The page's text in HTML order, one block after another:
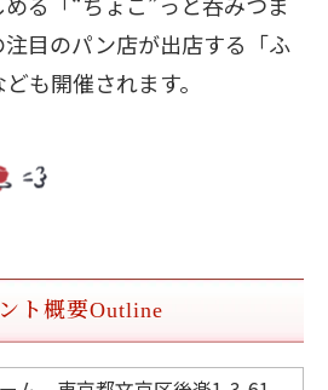
目のパン店が出店する「ふ
も開催されます。
ト概要Outline